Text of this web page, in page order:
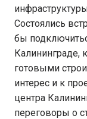
Состоялись
бы
Калининграде,
готовыми
интерес и к
центра
переговоры о